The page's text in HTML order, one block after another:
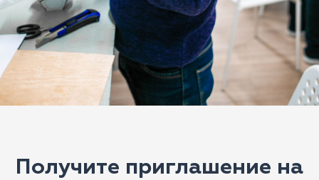
Получите приглашение на